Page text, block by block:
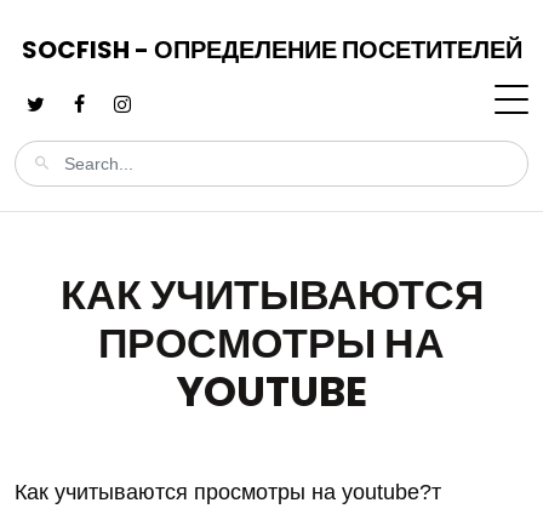
SOCFISH - ОПРЕДЕЛЕНИЕ ПОСЕТИТЕЛЕЙ
КАК УЧИТЫВАЮТСЯ
ПРОСМОТРЫ НА
YOUTUBE
Как учитываются просмотры на youtube?т